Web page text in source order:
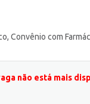
Convênio com
não está mais